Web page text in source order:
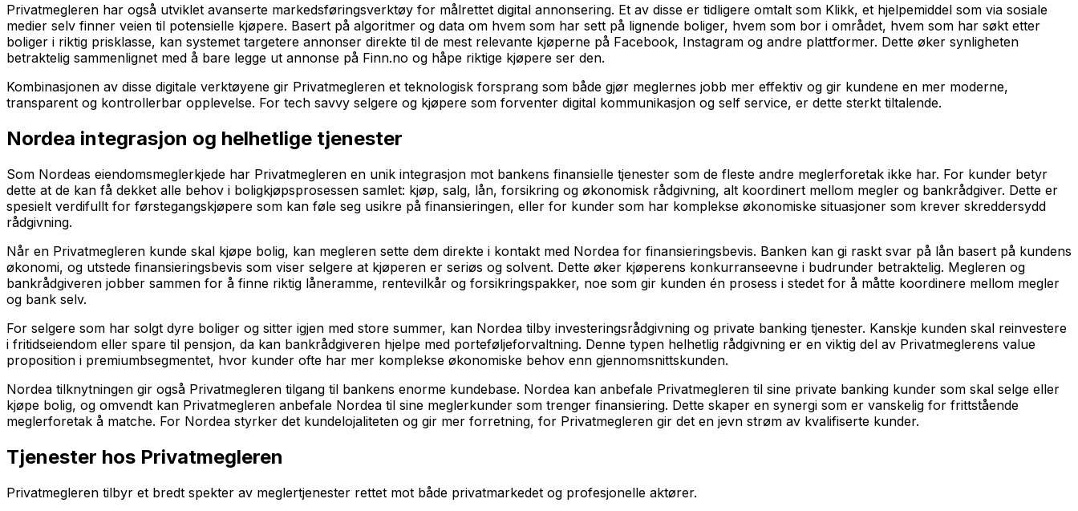
Privatmegleren har også utviklet avanserte markedsføringsverktøy for målrettet digital annonsering. Et av disse er tidligere omtalt som Klikk, et hjelpemiddel som via sosiale
medier selv finner veien til potensielle kjøpere. Basert på algoritmer og data om hvem som har sett på lignende boliger, hvem som bor i området, hvem som har søkt etter
boliger i riktig prisklasse, kan systemet targetere annonser direkte til de mest relevante kjøperne på Facebook, Instagram og andre plattformer. Dette øker synligheten
betraktelig sammenlignet med å bare legge ut annonse på Finn.no og håpe riktige kjøpere ser den.
Kombinasjonen av disse digitale verktøyene gir Privatmegleren et teknologisk forsprang som både gjør meglernes jobb mer effektiv og gir kundene en mer moderne,
transparent og kontrollerbar opplevelse. For tech savvy selgere og kjøpere som forventer digital kommunikasjon og self service, er dette sterkt tiltalende.
Nordea integrasjon og helhetlige tjenester
Som Nordeas eiendomsmeglerkjede har Privatmegleren en unik integrasjon mot bankens finansielle tjenester som de fleste andre meglerforetak ikke har. For kunder betyr
dette at de kan få dekket alle behov i boligkjøpsprosessen samlet: kjøp, salg, lån, forsikring og økonomisk rådgivning, alt koordinert mellom megler og bankrådgiver. Dette er
spesielt verdifullt for førstegangskjøpere som kan føle seg usikre på finansieringen, eller for kunder som har komplekse økonomiske situasjoner som krever skreddersydd
rådgivning.
Når en Privatmegleren kunde skal kjøpe bolig, kan megleren sette dem direkte i kontakt med Nordea for finansieringsbevis. Banken kan gi raskt svar på lån basert på kundens
økonomi, og utstede finansieringsbevis som viser selgere at kjøperen er seriøs og solvent. Dette øker kjøperens konkurranseevne i budrunder betraktelig. Megleren og
bankrådgiveren jobber sammen for å finne riktig låneramme, rentevilkår og forsikringspakker, noe som gir kunden én prosess i stedet for å måtte koordinere mellom megler
og bank selv.
For selgere som har solgt dyre boliger og sitter igjen med store summer, kan Nordea tilby investeringsrådgivning og private banking tjenester. Kanskje kunden skal reinvestere
i fritidseiendom eller spare til pensjon, da kan bankrådgiveren hjelpe med porteføljeforvaltning. Denne typen helhetlig rådgivning er en viktig del av Privatmeglerens value
proposition i premiumbsegmentet, hvor kunder ofte har mer komplekse økonomiske behov enn gjennomsnittskunden.
Nordea tilknytningen gir også Privatmegleren tilgang til bankens enorme kundebase. Nordea kan anbefale Privatmegleren til sine private banking kunder som skal selge eller
kjøpe bolig, og omvendt kan Privatmegleren anbefale Nordea til sine meglerkunder som trenger finansiering. Dette skaper en synergi som er vanskelig for frittstående
meglerforetak å matche. For Nordea styrker det kundelojaliteten og gir mer forretning, for Privatmegleren gir det en jevn strøm av kvalifiserte kunder.
Tjenester hos Privatmegleren
Privatmegleren tilbyr et bredt spekter av meglertjenester rettet mot både privatmarkedet og profesjonelle aktører.